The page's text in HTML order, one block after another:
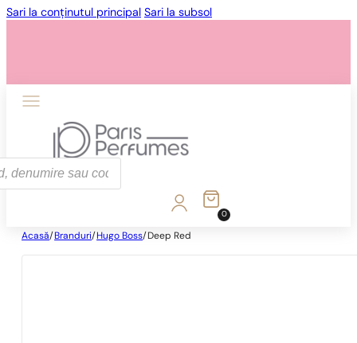
Sari la conținutul principal Sari la subsol
0
Acasă/ Branduri/ Hugo Boss/ Deep Red